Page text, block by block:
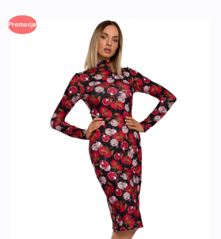
Promocja!